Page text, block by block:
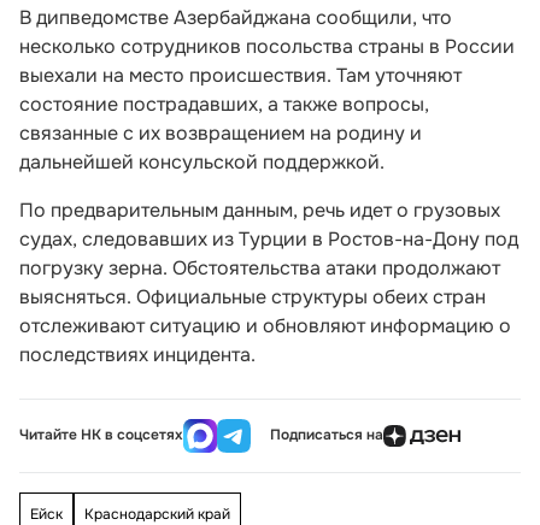
В дипведомстве Азербайджана сообщили, что
несколько сотрудников посольства страны в России
выехали на место происшествия. Там уточняют
состояние пострадавших, а также вопросы,
связанные с их возвращением на родину и
дальнейшей консульской поддержкой.
По предварительным данным, речь идет о грузовых
судах, следовавших из Турции в Ростов-на-Дону под
погрузку зерна. Обстоятельства атаки продолжают
выясняться. Официальные структуры обеих стран
отслеживают ситуацию и обновляют информацию о
последствиях инцидента.
Читайте НК в соцсетях Подписаться на
Ейск Краснодарский край